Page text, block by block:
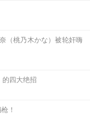
（桃乃木かな）被轮奸嗨
的四大绝招
！